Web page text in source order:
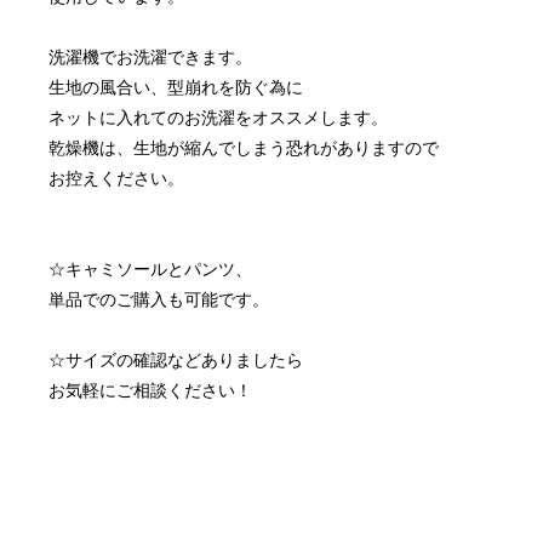
洗濯機でお洗濯できます。
生地の風合い、型崩れを防ぐ為に
ネットに入れてのお洗濯をオススメします。
乾燥機は、生地が縮んでしまう恐れがありますので
お控えください。
☆キャミソールとパンツ、
単品でのご購入も可能です。
☆サイズの確認などありましたら
お気軽にご相談ください！